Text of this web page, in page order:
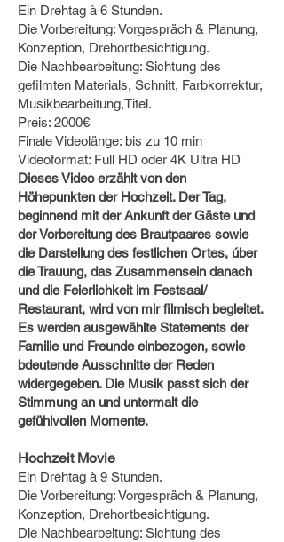
Ein Drehtag à 6 Stunden.
Die Vorbereitung: Vorgespräch & Planung,
Konzeption, Drehortbesichtigung.
Die Nachbearbeitung: Sichtung des
gefilmten Materials, Schnitt, Farbkorrektur,
Musikbearbeitung,Titel.
Preis: 2000€
Finale Videolänge: bis zu 10 min
Videoformat: Full HD oder 4K Ultra HD
Dieses Video erzählt von den
Höhepunkten der Hochzeit. Der Tag,
beginnend mit der Ankunft der Gäste und
der Vorbereitung des Brautpaares sowie
die Darstellung des festlichen Ortes, úber
die Trauung, das Zusammensein danach
und die Feierlichkeit im Festsaal/
Restaurant, wird von mir filmisch begleitet.
Es werden ausgewählte Statements der
Familie und Freunde einbezogen, sowie
bdeutende Ausschnitte der Reden
widergegeben. Die Musik passt sich der
Stimmung an und untermalt die
gefühlvollen Momente.
Hochzeit Movie
Ein Drehtag à 9 Stunden.
Die Vorbereitung: Vorgespräch & Planung,
Konzeption, Drehortbesichtigung.
Die Nachbearbeitung: Sichtung des